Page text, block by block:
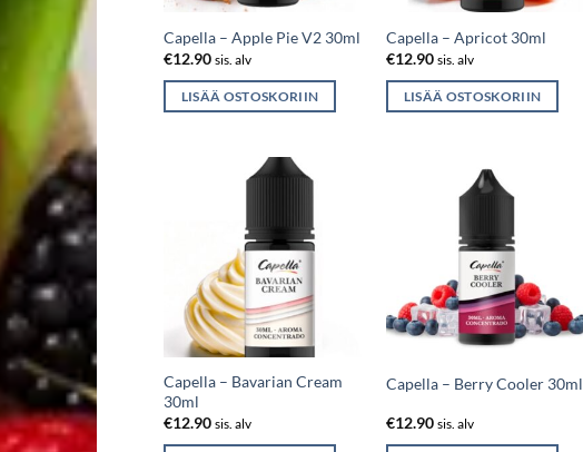
Capella – Apple Pie V2 30ml
€12.90 sis. alv
LISÄÄ OSTOSKORIIN
Capella – Apricot 30ml
€12.90 sis. alv
LISÄÄ OSTOSKORIIN
Capella – Bavarian Cream
30ml
€12.90 sis. alv
Capella – Berry Cooler 30ml
€12.90 sis. alv